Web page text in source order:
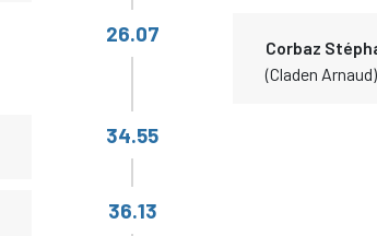
26.07
Corbaz
(Claden Arnaud)
34.55
36.13